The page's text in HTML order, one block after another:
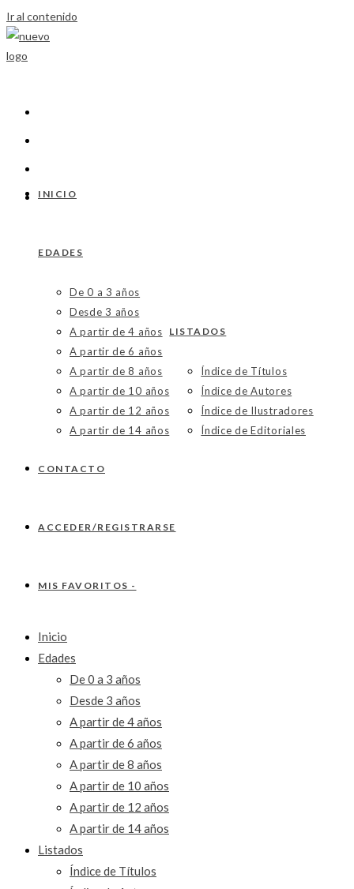
Ir al contenido
INICIO
EDADES
De 0 a 3 años
Desde 3 años
A partir de 4 años
A partir de 6 años
A partir de 8 años
A partir de 10 años
A partir de 12 años
A partir de 14 años
LISTADOS
Índice de Títulos
Índice de Autores
Índice de Ilustradores
Índice de Editoriales
CONTACTO
ACCEDER/REGISTRARSE
MIS FAVORITOS -
Inicio
Edades
De 0 a 3 años
Desde 3 años
A partir de 4 años
A partir de 6 años
A partir de 8 años
A partir de 10 años
A partir de 12 años
A partir de 14 años
Listados
Índice de Títulos